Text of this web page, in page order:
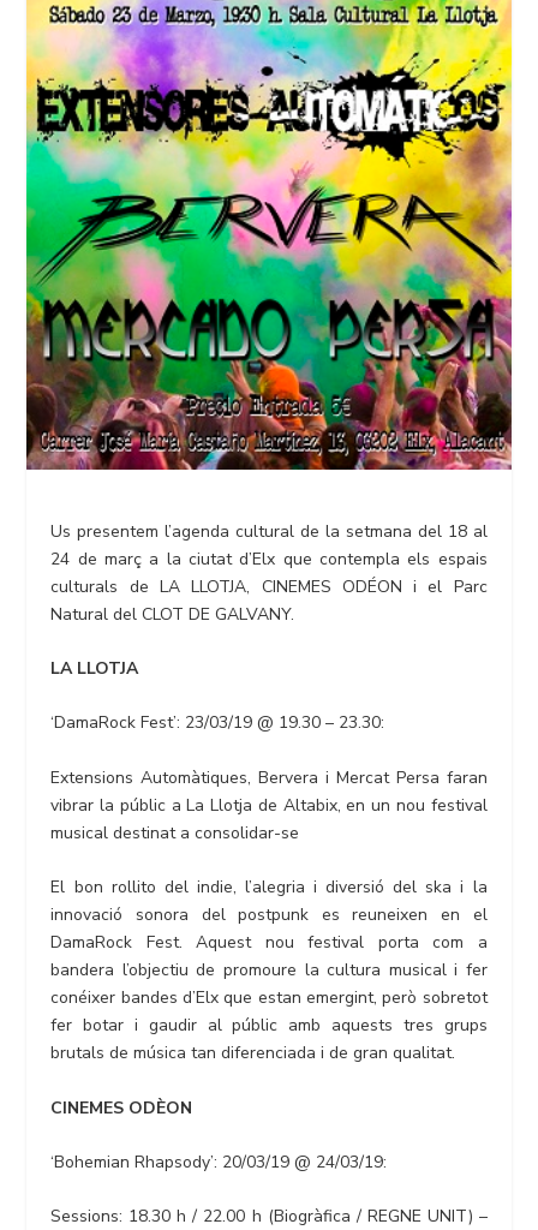
Us presentem l’agenda cultural de la setmana del 18 al
24 de març a la ciutat d’Elx que contempla els espais
culturals de LA LLOTJA, CINEMES ODÉON i el Parc
Natural del CLOT DE GALVANY.
LA LLOTJA
‘DamaRock Fest’: 23/03/19 @ 19.30 – 23.30:
Extensions Automàtiques, Bervera i Mercat Persa faran
vibrar la públic a La Llotja de Altabix, en un nou festival
musical destinat a consolidar-se
El bon rollito del indie, l’alegria i diversió del ska i la
innovació sonora del postpunk es reuneixen en el
DamaRock Fest. Aquest nou festival porta com a
bandera l’objectiu de promoure la cultura musical i fer
conéixer bandes d’Elx que estan emergint, però sobretot
fer botar i gaudir al públic amb aquests tres grups
brutals de música tan diferenciada i de gran qualitat.
CINEMES ODÈON
‘Bohemian Rhapsody’: 20/03/19 @ 24/03/19:
Sessions: 18.30 h / 22.00 h (Biogràfica / REGNE UNIT) –